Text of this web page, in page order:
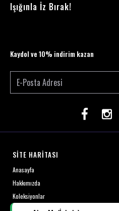
Işığınla İz Bırak!
Kaydol ve 10% indirim kazan
SİTE HARİTASI
Anasayfa
Hakkımızda
Koleksiyonlar